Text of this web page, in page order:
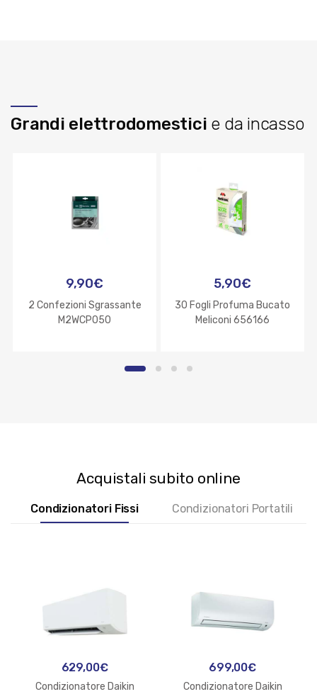
Grandi elettrodomestici e da incasso
9,90€
2 Confezioni Sgrassante
M2WCP050
5,90€
30 Fogli Profuma Bucato
Meliconi 656166
Acquistali subito online
Condizionatori Fissi Condizionatori Portatili
629,00€
Condizionatore Daikin
699,00€
Condizionatore Daikin